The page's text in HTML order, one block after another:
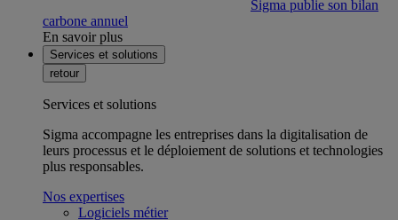
Sigma publie son bilan
carbone annuel
En savoir plus
Services et solutions
retour
Services et solutions
Sigma accompagne les entreprises dans la digitalisation de
leurs processus et le déploiement de solutions et technologies
plus responsables.
Nos expertises
Logiciels métier